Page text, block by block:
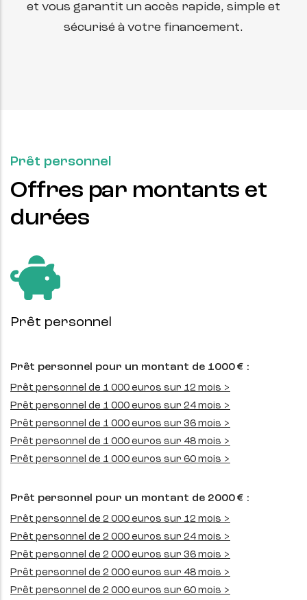
et vous garantit un accès rapide, simple et
sécurisé à votre financement.
Prêt personnel
Offres par montants et
durées
Prêt personnel
Prêt personnel pour un montant de 1000 € :
Prêt personnel de 1 000 euros sur 12 mois >
Prêt personnel de 1 000 euros sur 24 mois >
Prêt personnel de 1 000 euros sur 36 mois >
Prêt personnel de 1 000 euros sur 48 mois >
Prêt personnel de 1 000 euros sur 60 mois >
Prêt personnel pour un montant de 2000 € :
Prêt personnel de 2 000 euros sur 12 mois >
Prêt personnel de 2 000 euros sur 24 mois >
Prêt personnel de 2 000 euros sur 36 mois >
Prêt personnel de 2 000 euros sur 48 mois >
Prêt personnel de 2 000 euros sur 60 mois >